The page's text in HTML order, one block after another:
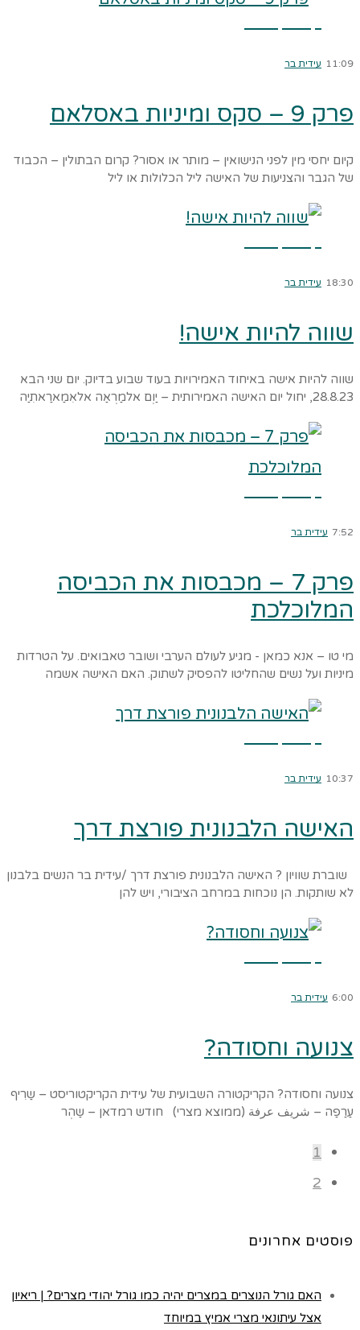
11:09 עידית בר
פרק 9 – סקס ומיניות באסלאם
קיום יחסי מין לפני הנישואין – מותר או אסור? קרום הבתולין – הכבוד
של הגבר והצניעות של האישה ליל הכלולות או ליל
18:30 עידית בר
שווה להיות אישה!
שווה להיות אישה באיחוד האמירויות בעוד שבוע בדיוק. יום שני הבא
28.8.23, יחול יום האישה האמירותית – יַוְם אלמַרְאַה אלאִמַארַאתִיַה
7:52 עידית בר
פרק 7 – מכבסות את הכביסה
המלוכלכת
מי טו – אנא כמאן - מגיע לעולם הערבי ושובר טאבואים. על הטרדות
מיניות ועל נשים שהחליטו להפסיק לשתוק. האם האישה אשמה
10:37 עידית בר
האישה הלבנונית פורצת דרך
שוברת שוויון ? האישה הלבנונית פורצת דרך /עידית בר הנשים בלבנון
לא שותקות. הן נוכחות במרחב הציבורי, ויש להן
6:00 עידית בר
צנועה וחסודה?
צנועה וחסודה? הקריקטורה השבועית של עידית הקריקטוריסט – שַרִיף
עַרַפַה – شريف عرفة (ממוצא מצרי) חודש רמדאן – שַהְר
1
2
פוסטים אחרונים
האם גורל הנוצרים במצרים יהיה כמו גורל יהודי מצרים? | ריאיון
אצל עיתונאי מצרי אמיץ במיוחד